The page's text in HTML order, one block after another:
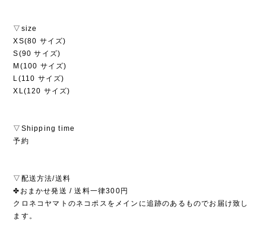
▽size
XS(80 サイズ)
S(90 サイズ)
M(100 サイズ)
L(110 サイズ)
XL(120 サイズ)
▽Shipping time
予約
▽配送方法/送料
✤おまかせ発送 / 送料一律300円
クロネコヤマトのネコポスをメインに追跡のあるものでお届け致し
ます。